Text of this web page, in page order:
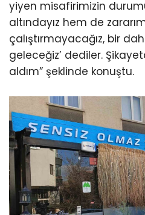
yiyen misafirimizin
altındayız hem de
çalıştırmayacağız, bir
geleceğiz’ dediler.
aldım” şeklinde konuştu.